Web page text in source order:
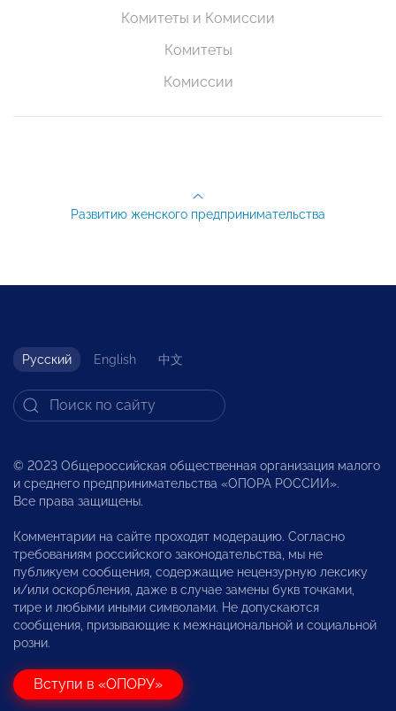
Комитеты и Комиссии
Комитеты
Комиссии
Развитию женского предпринимательства
Русский English 中文
© 2023 Общероссийская общественная организация малого
и среднего предпринимательства «ОПОРА РОССИИ».
Все права защищены.
Комментарии на сайте проходят модерацию. Согласно
требованиям российского законодательства, мы не
публикуем сообщения, содержащие нецензурную лексику
и/или оскорбления, даже в случае замены букв точками,
тире и любыми иными символами. Не допускаются
сообщения, призывающие к межнациональной и социальной
розни.
Вступи в «ОПОРУ»